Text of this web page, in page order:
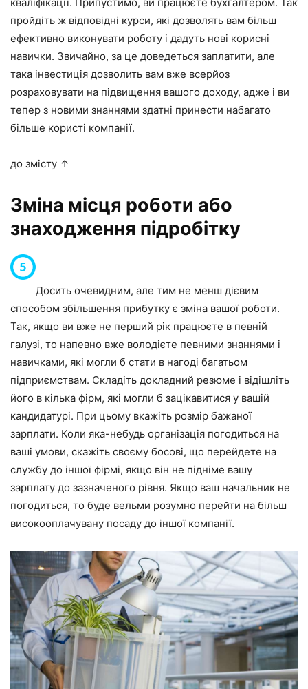
пройдіть ж відповідні курси, які дозволять вам більш
ефективно виконувати роботу і дадуть нові корисні
навички. Звичайно, за це доведеться заплатити, але
така інвестиція дозволить вам вже всерйоз
розраховувати на підвищення вашого доходу, адже і ви
тепер з новими знаннями здатні принести набагато
більше користі компанії.
до змісту ↑
Зміна місця роботи або
знаходження підробітку
Досить очевидним, але тим не менш дієвим
способом збільшення прибутку є зміна вашої роботи.
Так, якщо ви вже не перший рік працюєте в певній
галузі, то напевно вже володієте певними знаннями і
навичками, які могли б стати в нагоді багатьом
підприємствам. Складіть докладний резюме і відішліть
його в кілька фірм, які могли б зацікавитися у вашій
кандидатурі. При цьому вкажіть розмір бажаної
зарплати. Коли яка-небудь організація погодиться на
ваші умови, скажіть своєму босові, що перейдете на
службу до іншої фірмі, якщо він не підніме вашу
зарплату до зазначеного рівня. Якщо ваш начальник не
погодиться, то буде вельми розумно перейти на більш
високооплачувану посаду до іншої компанії.